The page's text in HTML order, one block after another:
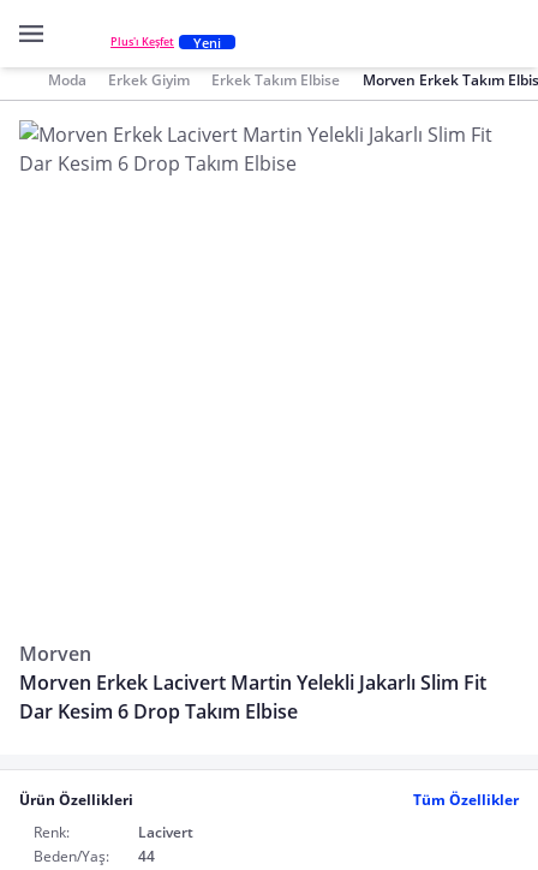
Plus'ı Keşfet Yeni
Moda Erkek Giyim Erkek Takım Elbise Morven Erkek Takım
Morven
Morven Erkek Lacivert Martin Yelekli Jakarlı Slim Fit
Dar Kesim 6 Drop Takım Elbise
Ürün Özellikleri
Tüm Özellikler
Renk:
Lacivert
Beden/Yaş:
44